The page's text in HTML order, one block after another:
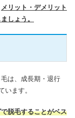
メリット・デメリット
しょう。
は、成長期・退行
ます。
脱毛することがベス